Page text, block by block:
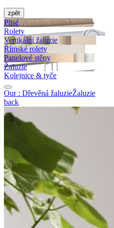
zpět
Plisé
Rolety
Vertikální žaluzie
Římské rolety
Panelové stěny
Žaluzie
Kolejnice & tyče
Our : Dřevěná žaluzieŽaluzie
back